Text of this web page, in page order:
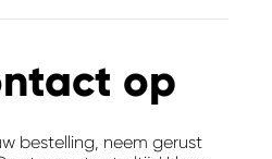
op
bestelling, neem gerust